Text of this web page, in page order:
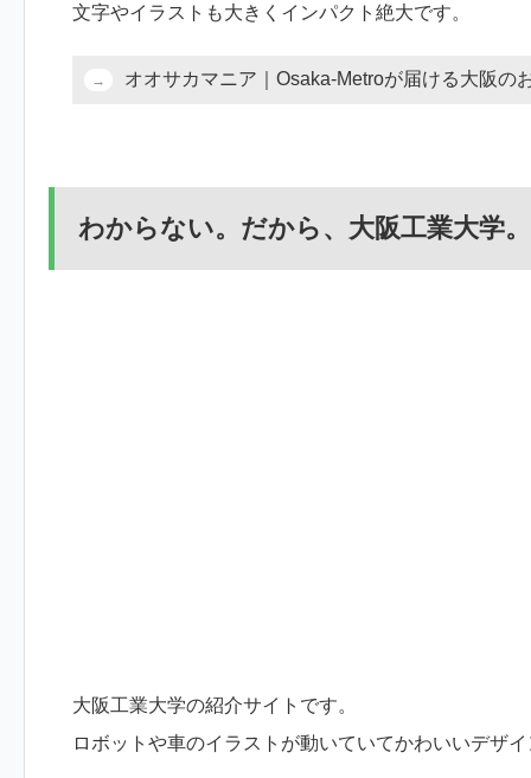
文字やイラストも大きくインパクト絶大です。
オオサカマニア｜Osaka-Metroが届ける大阪の
わからない。だから、大阪工業大学
大阪工業大学の紹介サイトです。
ロボットや車のイラストが動いていてかわいいデザ